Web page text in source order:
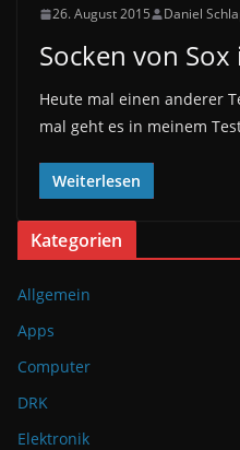
26. August 2015 Daniel
Socken von Sox
Heute mal einen anderer
mal geht es in meinem
Weiterlesen
Kategorien
Allgemein
Apps
Computer
DRK
Elektronik